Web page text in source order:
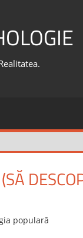
populară